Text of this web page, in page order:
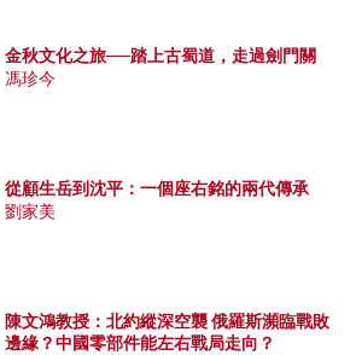
金秋文化之旅──踏上古蜀道，走過劍門關
馮珍今
從顧生岳到沈平：一個座右銘的兩代傳承
劉家美
陳文鴻教授：北約縱深空襲 俄羅斯瀕臨戰敗
邊緣？中國零部件能左右戰局走向？